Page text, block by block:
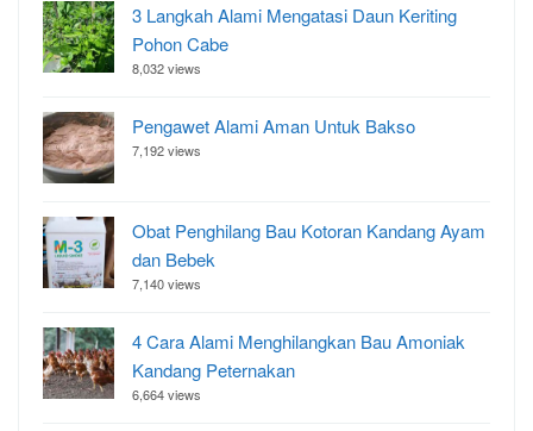
3 Langkah Alami Mengatasi Daun Keriting
Pohon Cabe
8,032 views
Pengawet Alami Aman Untuk Bakso
7,192 views
Obat Penghilang Bau Kotoran Kandang Ayam
dan Bebek
7,140 views
4 Cara Alami Menghilangkan Bau Amoniak
Kandang Peternakan
6,664 views